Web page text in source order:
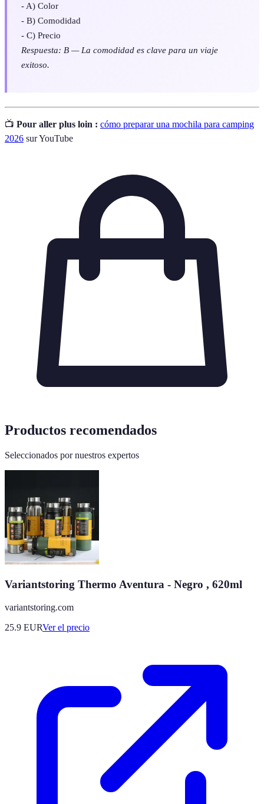
- A) Color
- B) Comodidad
- C) Precio
Respuesta: B — La comodidad es clave para un viaje
exitoso.
📺 Pour aller plus loin : cómo preparar una mochila para camping
2026 sur YouTube
Productos recomendados
Seleccionados por nuestros expertos
Variantstoring Thermo Aventura - Negro , 620ml
variantstoring.com
25.9 EURVer el precio